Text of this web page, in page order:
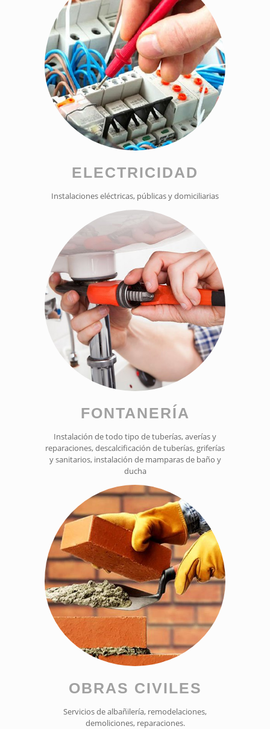
ELECTRICIDAD
Instalaciones eléctricas, públicas y domiciliarias
FONTANERÍA
Instalación de todo tipo de tuberías, averías y
reparaciones, descalcificación de tuberías, griferías
y sanitarios, instalación de mamparas de baño y
ducha
OBRAS CIVILES
Servicios de albañilería, remodelaciones,
demoliciones, reparaciones.